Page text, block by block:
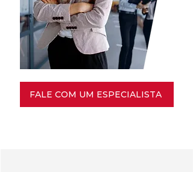
FALE COM UM ESPECIALISTA